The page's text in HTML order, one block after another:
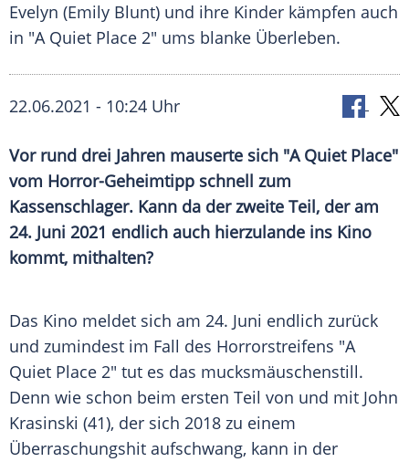
Evelyn (Emily Blunt) und ihre Kinder kämpfen auch
in "A Quiet Place 2" ums blanke Überleben.
22.06.2021 - 10:24 Uhr
Vor rund drei Jahren mauserte sich "A Quiet Place"
vom Horror-Geheimtipp schnell zum
Kassenschlager. Kann da der zweite Teil, der am
24. Juni 2021 endlich auch hierzulande ins Kino
kommt, mithalten?
Das Kino meldet sich am 24. Juni endlich zurück
und zumindest im Fall des Horrorstreifens "A
Quiet Place 2" tut es das mucksmäuschenstill.
Denn wie schon beim ersten Teil von und mit John
Krasinski (41), der sich 2018 zu einem
Überraschungshit aufschwang, kann in der